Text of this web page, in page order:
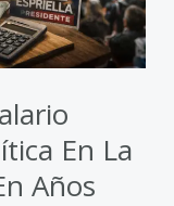
En La
Años